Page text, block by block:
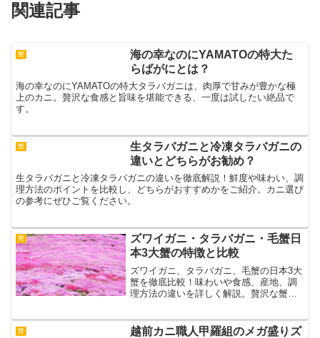
関連記事
蟹
海の幸なのにYAMATOの特大た
らばがにとは？
海の幸なのにYAMATOの特大タラバガニは、肉厚で甘みが豊かな極
上のカニ。贅沢な食感と旨味を堪能できる、一度は試したい絶品で
す。
蟹
生タラバガニと冷凍タラバガニの
違いとどちらがお勧め？
生タラバガニと冷凍タラバガニの違いを徹底解説！鮮度や味わい、調
理方法のポイントを比較し、どちらがおすすめかをご紹介。カニ選び
の参考にぜひご覧ください。
蟹
ズワイガニ・タラバガニ・毛蟹日
本3大蟹の特徴と比較
ズワイガニ、タラバガニ、毛蟹の日本3大
蟹を徹底比較！味わいや食感、産地、調
理方法の違いを詳しく解説。贅沢な蟹選
蟹
越前カニ職人甲羅組のメガ盛りズ